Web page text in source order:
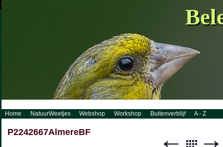
http://www.visueelconcept.nl/sitemap.xml.gz
Home NatuurWeetjes Webshop Workshop Buitenverblijf A - Z
P2242667AlmereBF